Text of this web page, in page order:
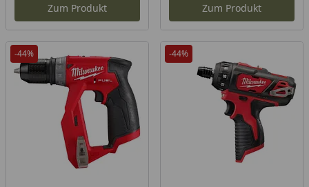
Zum Produkt Zum Produkt
-44% -44%